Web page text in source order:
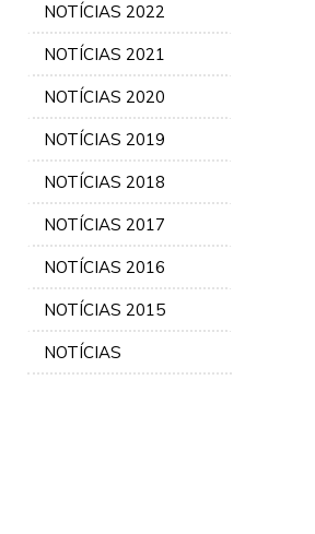
NOTÍCIAS 2022
NOTÍCIAS 2021
NOTÍCIAS 2020
NOTÍCIAS 2019
NOTÍCIAS 2018
NOTÍCIAS 2017
NOTÍCIAS 2016
NOTÍCIAS 2015
NOTÍCIAS